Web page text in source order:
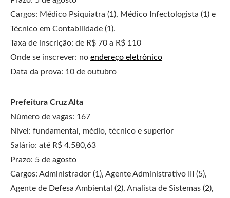
Cargos: Médico Psiquiatra (1), Médico Infectologista (1) e
Técnico em Contabilidade (1).
Taxa de inscrição: de R$ 70 a R$ 110
Onde se inscrever: no endereço eletrônico
Data da prova: 10 de outubro
Prefeitura Cruz Alta
Número de vagas: 167
Nível: fundamental, médio, técnico e superior
Salário: até R$ 4.580,63
Prazo: 5 de agosto
Cargos: Administrador (1), Agente Administrativo III (5),
Agente de Defesa Ambiental (2), Analista de Sistemas (2),